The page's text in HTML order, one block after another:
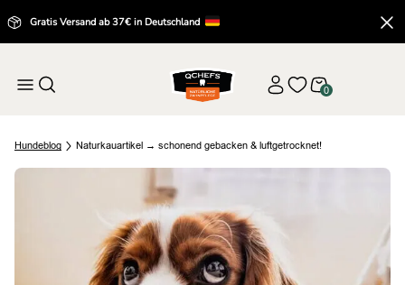
Gratis Versand ab 37€ in Deutschland
0
Hundeblog Naturkauartikel → schonend gebacken & luftgetrocknet!